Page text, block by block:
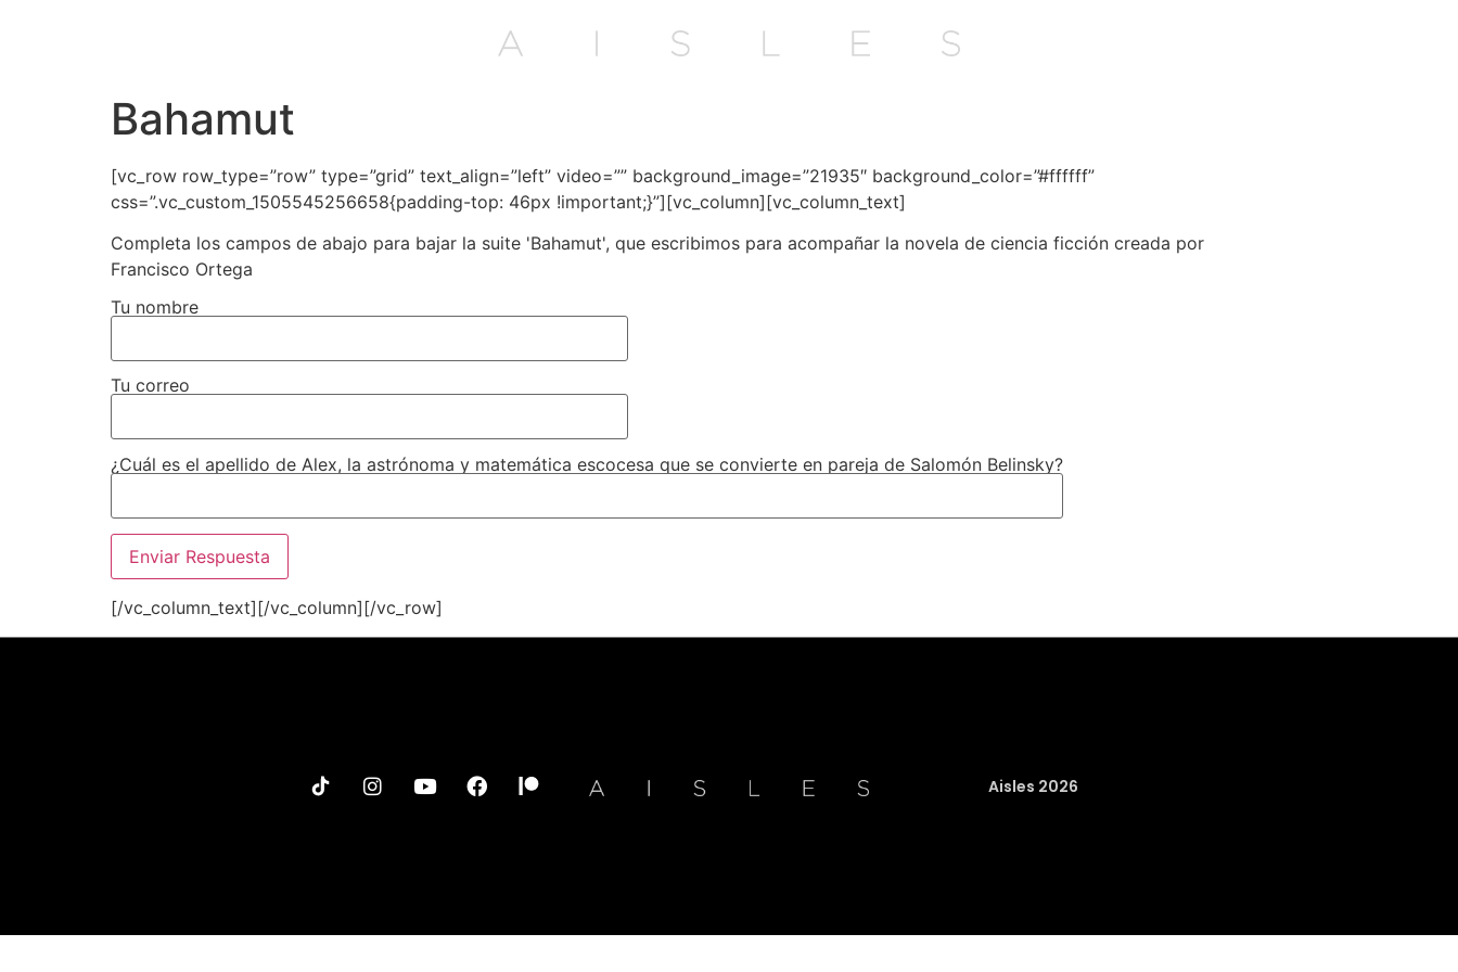
Bahamut
[vc_row row_type=”row” type=”grid” text_align=”left” video=”” background_image=”21935″ background_color=”#ffffff”
css=”.vc_custom_1505545256658{padding-top: 46px !important;}”][vc_column][vc_column_text]
Completa los campos de abajo para bajar la suite 'Bahamut', que escribimos para acompañar la novela de ciencia ficción creada por
Francisco Ortega
Tu nombre
Tu correo
¿Cuál es el apellido de Alex, la astrónoma y matemática escocesa que se convierte en pareja de Salomón Belinsky?
[/vc_column_text][/vc_column][/vc_row]
Aisles 2026